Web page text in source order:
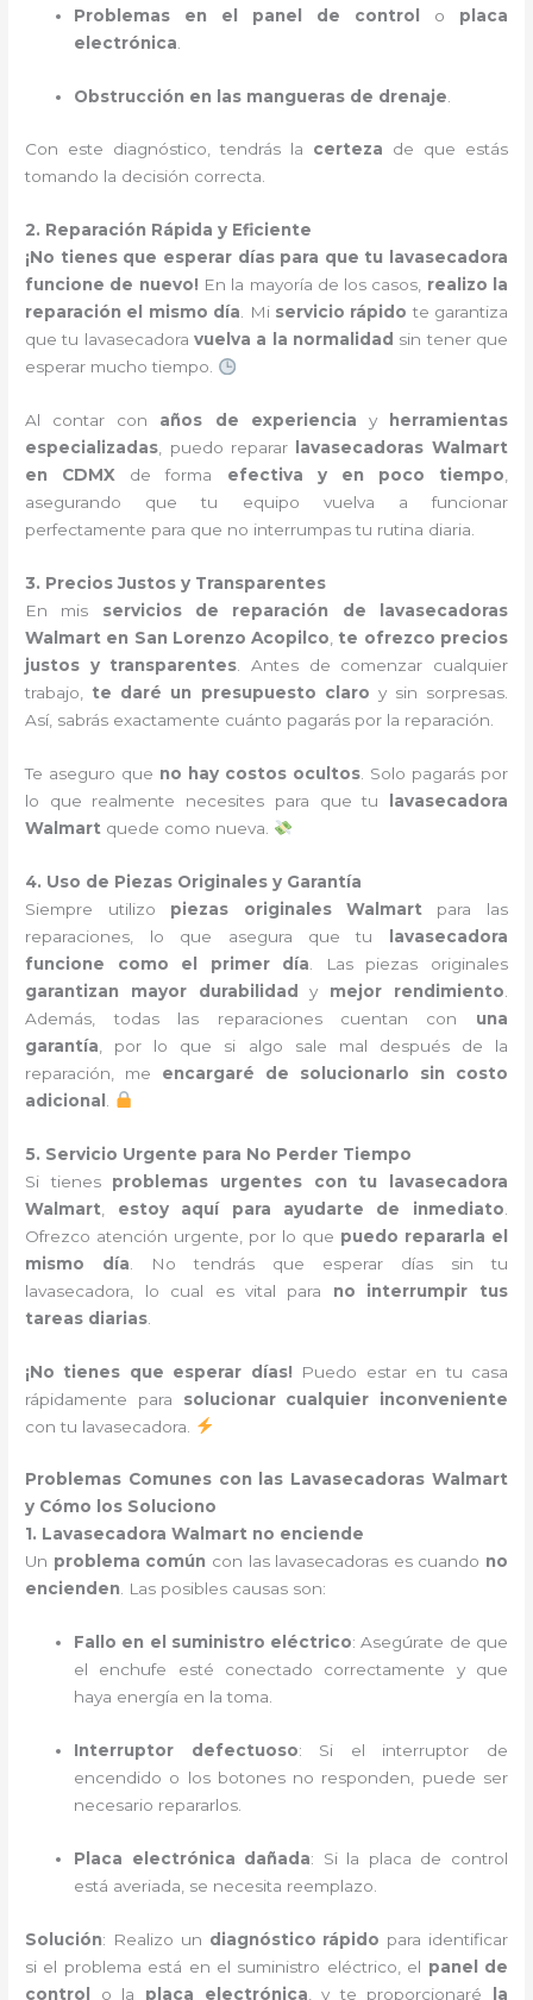
Problemas en el panel de control o placa
electrónica
Obstrucción en las mangueras de drenaje
Con este diagnóstico, tendrás la certeza de que estás
tomando la decisión correcta.
2. Reparación Rápida y Eficiente
¡No tienes que esperar días para que tu lavasecadora
funcione de nuevo! En la mayoría de los casos, realizo la
reparación el mismo día. Mi servicio rápido te garantiza
que tu lavasecadoravuelva a la normalidad sin tener que
esperar mucho tiempo.
Al contar con años de experiencia y
herramientas
especializadas , puedo reparar
lavasecadoras Walmart
en CDMX de forma efectiva y en poco tiempo
asegurando que tu equipo vuelva a funcionar
perfectamente para que no interrumpas tu rutina diaria.
3. Precios Justos y Transparentes
En mis servicios de reparación de lavasecadoras
Walmart en San Lorenzo Acopilco te ofrezco precios
justos y transparentes . Antes de comenzar cualquier
trabajo, te daré un presupuesto claro y sin sorpresas.
Así, sabrás exactamente cuánto pagarás por la reparación.
Te aseguro que no hay costos ocultos. Solo pagarás por
lo que realmente necesites para que tu
lavasecadora
Walmart quede como nueva.
4. Uso de Piezas Originales y Garantía
Siempre utilizo piezas originales Walmart para las
reparaciones, lo que asegura que tu
lavasecadora
funcione como el primer día . Las piezas originales
garantizan mayor durabilidad
y mejor rendimiento
Además, todas las reparaciones cuentan con una
garantía , por lo que si algo sale mal después de la
reparación, me encargaré de solucionarlo sin costo
adicional
5. Servicio Urgente para No Perder Tiempo
Si tienes problemas urgentes con tu lavasecadora
Walmart
estoy aquí para ayudarte de inmediato
Ofrezco atención urgente, por lo que puedo repararla el
mismo día . No tendrás que esperar días sin tu
lavasecadora, lo cual es vital para no interrumpir tus
tareas diarias
¡No tienes que esperar días! Puedo estar en tu casa
rápidamente para solucionar cualquier inconveniente
con tu lavasecadora.
Problemas Comunes con las Lavasecadoras Walmart
y Cómo los Soluciono
1. Lavasecadora Walmart no enciende
Un problema común con las lavasecadoras es cuando no
encienden. Las posibles causas son:
Fallo en el suministro eléctrico: Asegúrate de que
el enchufe esté conectado correctamente y que
haya energía en la toma.
Interruptor defectuoso: Si el interruptor de
encendido o los botones no responden, puede ser
necesario repararlos.
Placa electrónica dañada: Si la placa de control
está averiada, se necesita reemplazo.
Solución: Realizo un diagnóstico rápido para identificar
si el problema está en el suministro eléctrico, el panel de
control
o la placa electrónica , y te proporcionaré la